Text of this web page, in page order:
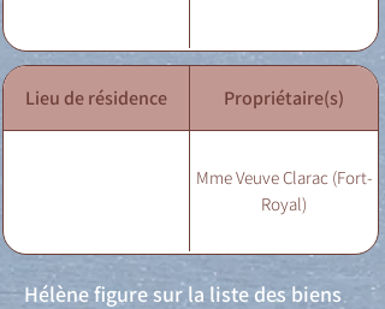
Lieu de résidence Propriétaire(s)
Mme Veuve Clarac (Fort-
Royal)
Hélène figure sur la liste des biens